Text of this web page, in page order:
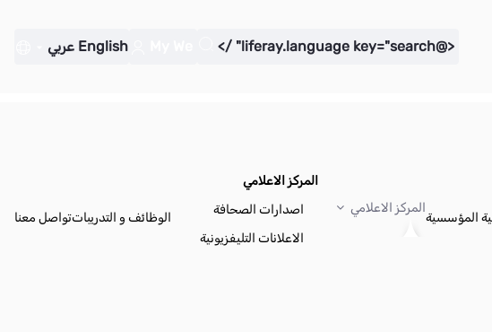
<@liferay.language key="search" />
English عربي
المؤسسية
المركز الاعلامي
المركز الاعلامي
اصدارات الصحافة
الاعلانات التليفزيونية
الوظائف و التدريباتتواصل معنا